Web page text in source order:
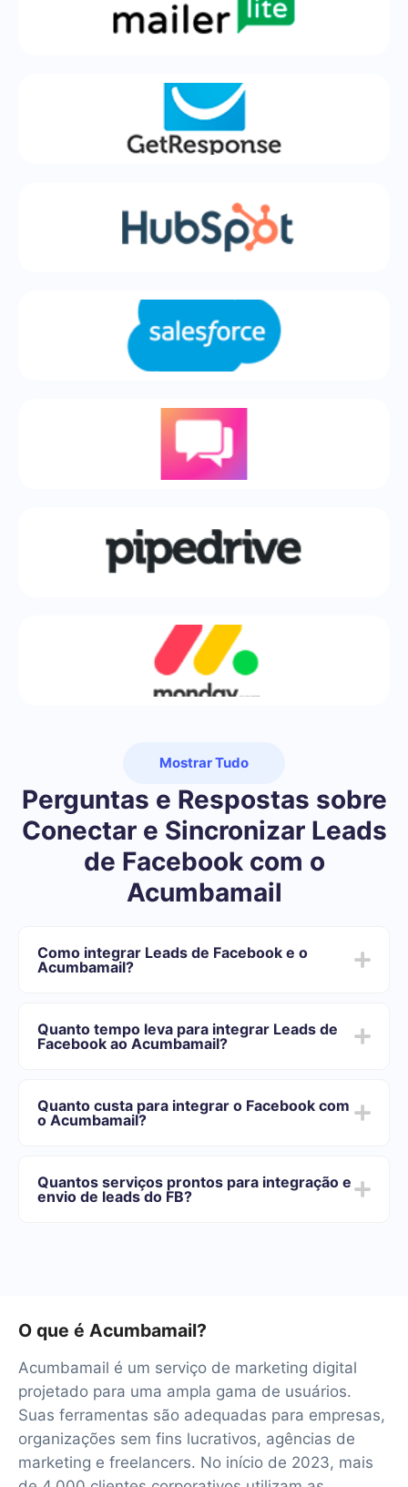
Mostrar Tudo
Perguntas e Respostas sobre
Conectar e Sincronizar Leads
de Facebook com o
Acumbamail
Como integrar Leads de Facebook e o
Acumbamail?
Acumbamail
Ative a atualização automática
Quanto tempo leva para integrar Leads de
Facebook ao Acumbamail?
de 5 a 30 minutos. Em média, a configuração leva de
10 a 15 minutos.
Quanto custa para integrar o Facebook com
o Acumbamail?
conjunto de recursos que melhor se adapta às suas
necessidades. Além disso, você tem a oportunidade de
Quantos serviços prontos para integração e
envio de leads do FB?
O que é Acumbamail?
Acumbamail é um serviço de marketing digital
projetado para uma ampla gama de usuários.
Suas ferramentas são adequadas para empresas,
organizações sem fins lucrativos, agências de
marketing e freelancers. No início de 2023, mais